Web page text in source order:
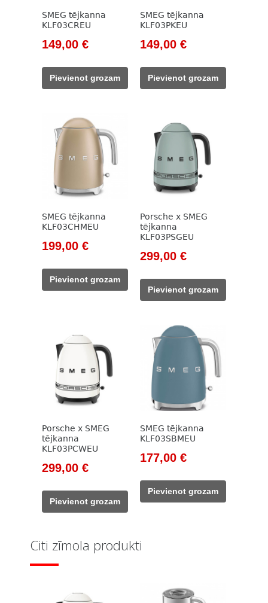
SMEG tējkanna
KLF03CREU
Original
was:
171,00 €.
149,00 €Current
149,00 €.
Pievienot grozam
SMEG tējkanna
KLF03PKEU
Original
was:
171,00 €.
149,00 €Current
149,00 €.
Pievienot grozam
SMEG tējkanna
KLF03CHMEU
Original
was:
229,00 €.
199,00 €Current
199,00 €.
Pievienot grozam
Porsche x SMEG
tējkanna
KLF03PSGEU
Original
was:
399,00 €.
299,00 €Current
299,00 €.
Pievienot grozam
Porsche x SMEG
tējkanna
KLF03PCWEU
Original
was:
399,00 €.
299,00 €Current
299,00 €.
Pievienot grozam
SMEG tējkanna
KLF03SBMEU
Original
was:
203,00 €.
177,00 €Current
177,00 €.
Pievienot grozam
Citi zīmola produkti